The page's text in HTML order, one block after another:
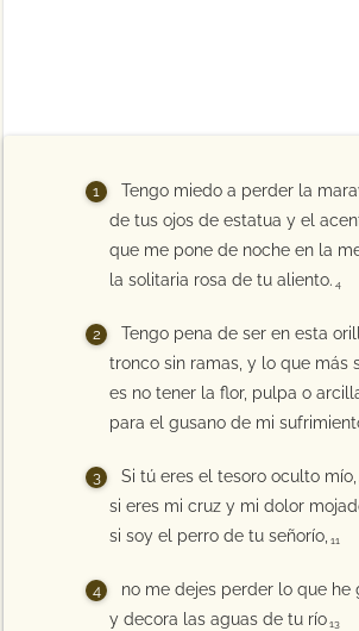
Tengo miedo a perder la
de tus ojos de estatua y el
que me pone de noche en la
la solitaria rosa de tu aliento. 4
Tengo pena de ser en esta
tronco sin ramas, y lo que más
es no tener la flor, pulpa o
para el gusano de mi
Si tú eres el tesoro oculto mío,
si eres mi cruz y mi dolor
si soy el perro de tu señorío, 11
no me dejes perder lo que he
y decora las aguas de tu río 13